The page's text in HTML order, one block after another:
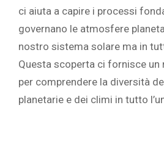
ci aiuta a capire i processi
governano le atmosfere
nostro sistema solare ma in
Questa scoperta ci fornisce un
per comprendere la diversità
planetarie e dei climi in tutto